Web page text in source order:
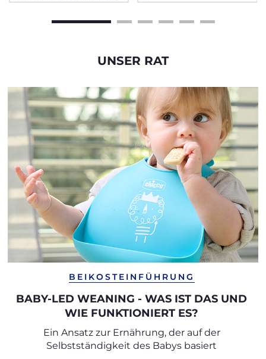
UNSER RAT
BEIKOSTEINFÜHRUNG
BABY-LED WEANING - WAS IST DAS UND
WIE FUNKTIONIERT ES?
Ein Ansatz zur Ernährung, der auf der
Selbstständigkeit des Babys basiert